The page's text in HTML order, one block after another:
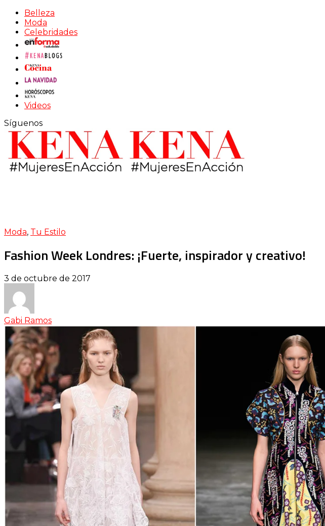
Belleza
Moda
Celebridades
Videos
Síguenos
Moda, Tu Estilo
Fashion Week Londres: ¡Fuerte, inspirador y creativo!
3 de octubre de 2017
Gabi Ramos